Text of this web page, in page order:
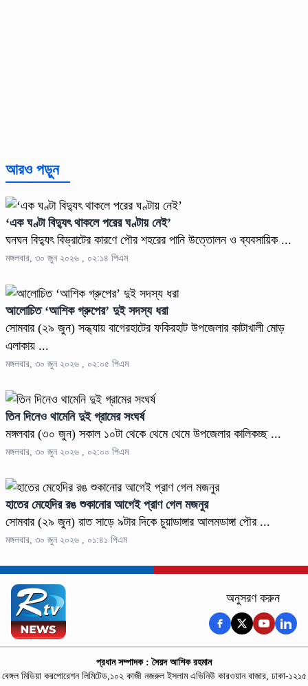
আরও পড়ুন
‘এক ঘণ্টা বিদ্যুৎ থাকলে পরের ঘণ্টায় নেই’
ঘনঘন বিদ্যুৎ বিভ্রাটের কারণে পৌর শহরের পানি উত্তোলন ও ব্যবসায়িক ...
মঙ্গলবার, ৩০ জুন ২০২৬ , ০২:১৪ পিএম
আলোচিত ‘আশিক গ্রুপের’ দুই সদস্য ধরা
সোমবার (২৯ জুন) সন্ধ্যায় বাগেরহাটের ফকিরহাট উপজেলার কাটাখালী মোড়
এলাকায় ...
মঙ্গলবার, ৩০ জুন ২০২৬ , ০২:০৫ পিএম
তিন দিনেও থামেনি দুই গ্রামের সংঘর্ষ
মঙ্গলবার (৩০ জুন) সকাল ১০টা থেকে থেমে থেমে উপজেলার কালিকচ্ছ ...
মঙ্গলবার, ৩০ জুন ২০২৬ , ০২:০০ পিএম
হাতের মেহেদির রঙ শুকানোর আগেই প্রাণ গেল মজনুর
সোমবার (২৯ জুন) রাত সাড়ে ৯টার দিকে চুয়াডাঙ্গার আলমডাঙ্গা পৌর ...
মঙ্গলবার, ৩০ জুন ২০২৬ , ০১:৪১ পিএম
অনুসরণ করুন
প্রধান সম্পাদক : সৈয়দ আশিক রহমান
বেঙ্গল মিডিয়া করপোরেশন লিমিটেড,১০২ কাজী নজরুল ইসলাম এভিনিউ কারওয়ান বাজার, ঢাকা-১২১৫